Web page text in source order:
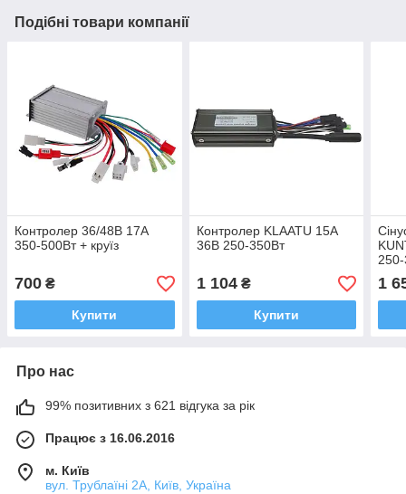
Подібні товари компанії
Контролер 36/48В 17A
350-500Вт + круїз
700 ₴
Купити
Контролер KLAATU 15A
36В 250-350Вт
1 104₴
Купити
1
Про нас
99% позитивних з 621 відгука за рік
Працює з 16.06.2016
м. Київ
вул. Трублаїні 2А, Київ, Україна